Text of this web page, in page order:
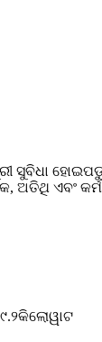
ସୁବିଧା
ଏବଂ